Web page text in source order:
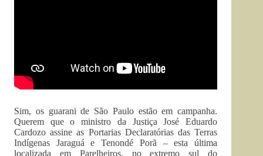
Sim, os guarani de São Paulo estão em campanha.
Querem que o ministro da Justiça José Eduardo
Cardozo assine as Portarias Declaratórias das Terras
Indígenas Jaraguá e Tenondé Porã – esta última
localizada em Parelheiros, no extremo sul do